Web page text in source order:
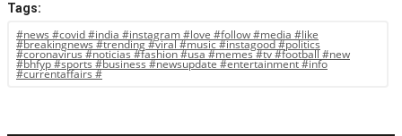
मैगज़ीन की लेख
प्रमुख खबर
Tags:
#news #covid #india #instagram #love #follow #media #like
#breakingnews #trending #viral #music #instagood #politics
#coronavirus #noticias #fashion #usa #memes #tv #football #new
#bhfyp #sports #business #newsupdate #entertainment #info
#currentaffairs #